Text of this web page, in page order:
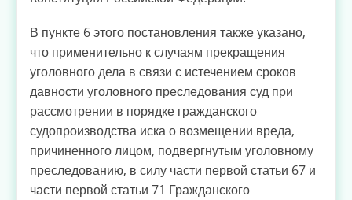
В пункте 6 этого постановления также указано,
что применительно к случаям прекращения
уголовного дела в связи с истечением сроков
давности уголовного преследования суд при
рассмотрении в порядке гражданского
судопроизводства иска о возмещении вреда,
причиненного лицом, подвергнутым уголовному
преследованию, в силу части первой статьи 67 и
части первой статьи 71 Гражданского